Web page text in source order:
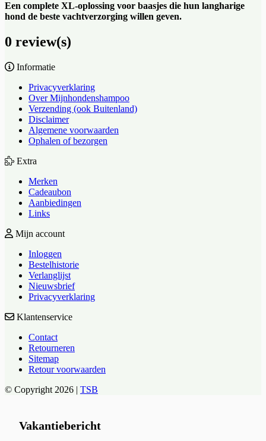
Een complete XL-oplossing voor baasjes die hun langharige
hond de beste vachtverzorging willen geven.
0 review(s)
Informatie
Privacyverklaring
Over Mijnhondenshampoo
Verzending (ook Buitenland)
Disclaimer
Algemene voorwaarden
Ophalen of bezorgen
Extra
Merken
Cadeaubon
Aanbiedingen
Links
Mijn account
Inloggen
Bestelhistorie
Verlanglijst
Nieuwsbrief
Privacyverklaring
Klantenservice
Contact
Retourneren
Sitemap
Retour voorwaarden
© Copyright 2026 | TSB
Vakantiebericht